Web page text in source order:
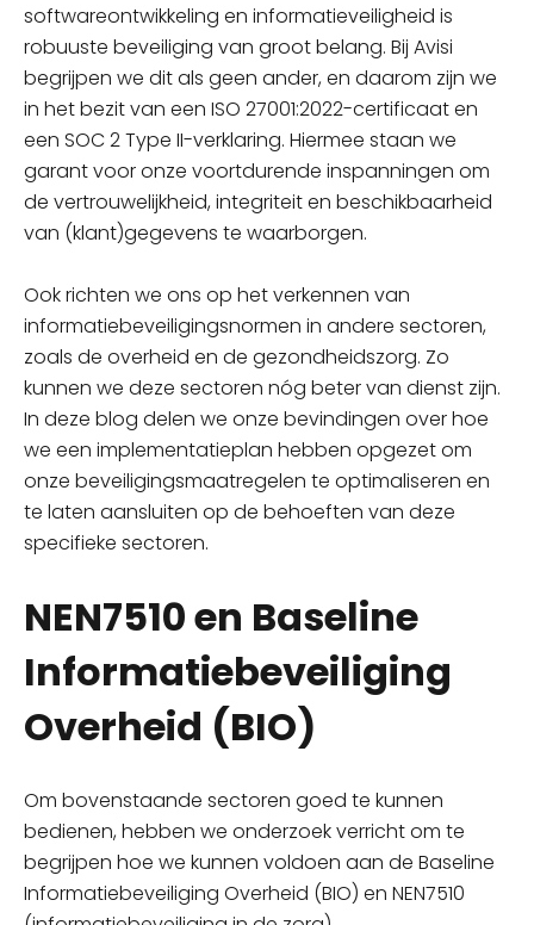
softwareontwikkeling en informatieveiligheid is
robuuste beveiliging van groot belang. Bij Avisi
begrijpen we dit als geen ander, en daarom zijn we
in het bezit van een ISO 27001:2022-certificaat en
een SOC 2 Type II-verklaring. Hiermee staan we
garant voor onze voortdurende inspanningen om
de vertrouwelijkheid, integriteit en beschikbaarheid
van (klant)gegevens te waarborgen.
Ook richten we ons op het verkennen van
informatiebeveiligingsnormen in andere sectoren,
zoals de overheid en de gezondheidszorg. Zo
kunnen we deze sectoren nóg beter van dienst zijn.
In deze blog delen we onze bevindingen over hoe
we een implementatieplan hebben opgezet om
onze beveiligingsmaatregelen te optimaliseren en
te laten aansluiten op de behoeften van deze
specifieke sectoren.
NEN7510 en Baseline
Informatiebeveiliging
Overheid (BIO)
Om bovenstaande sectoren goed te kunnen
bedienen, hebben we onderzoek verricht om te
begrijpen hoe we kunnen voldoen aan de Baseline
Informatiebeveiliging Overheid (BIO) en NEN7510